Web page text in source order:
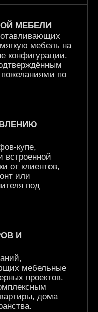
МЕБЕЛИ
мебель на
конфигурации.
по
купе,
встроенной
от клиентов,
или
под
И
мебельные
проектов.
дома